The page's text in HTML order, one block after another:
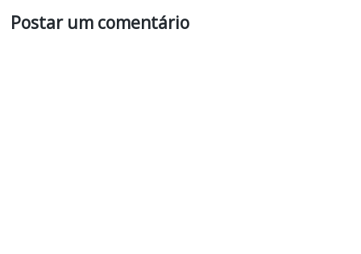
Postar um comentário